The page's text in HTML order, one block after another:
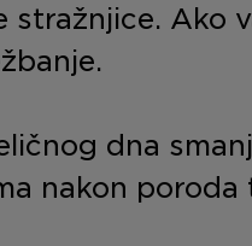
Ako
dna
nakon